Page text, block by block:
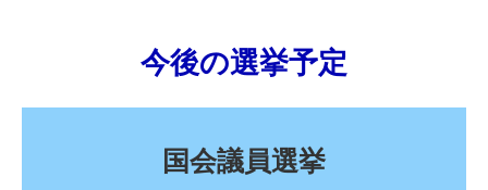
今後の選挙予定
国会議員選挙